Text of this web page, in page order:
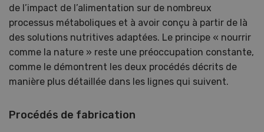
de l’impact de l’alimentation sur de nombreux
processus métaboliques et à avoir conçu à partir de là
des solutions nutritives adaptées. Le principe « nourrir
comme la nature » reste une préoccupation constante,
comme le démontrent les deux procédés décrits de
manière plus détaillée dans les lignes qui suivent.
Procédés de fabrication